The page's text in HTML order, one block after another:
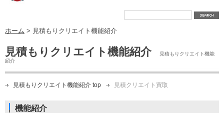
ホーム > 見積もりクリエイト機能紹介
見積もりクリエイト機能紹介
見積もりクリエイト機能
紹介
見積もりクリエイト機能紹介 top 見積クリエイト買取
機能紹介